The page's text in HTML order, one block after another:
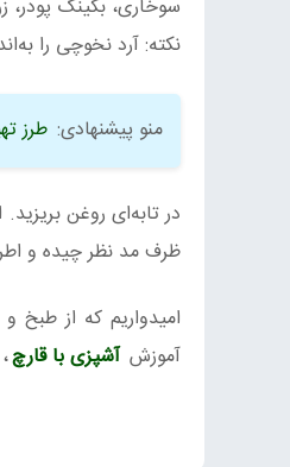
سوخاری، بکینگ پودر،
نکته: آرد نخوچی را
منو پیشنهادی: طرز
در تابه‌ای روغن
ظرف مد نظر چیده و
امیدواریم که از طبخ
آموزش آشپزی با قارچ